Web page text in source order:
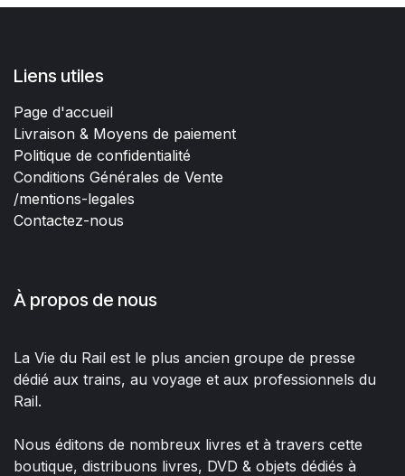
Liens utiles
Page d'accueil
Livraison & Moyens de paiement
Politique de confidentialité
Conditions Générales de Vente
/mentions-legales
Contactez-nous
À propos de nous
La Vie du Rail est le plus ancien groupe de presse
dédié aux trains, au voyage et aux professionnels du
Rail.
Nous éditons de nombreux livres et à travers cette
boutique, distribuons livres, DVD & objets dédiés à